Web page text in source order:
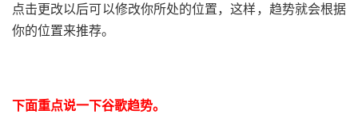
点击更改以后可以修改你所处的位置，这样，趋势就会根据
你的位置来推荐。
下面重点说一下谷歌趋势。